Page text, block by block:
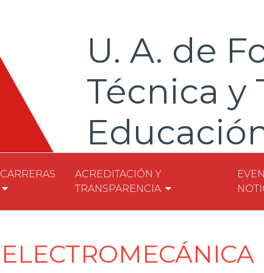
U. A. de
Técnica y
CARRERAS
ACREDITACIÓN Y
TRANSPARENCIA
ELECTROMECÁNICA